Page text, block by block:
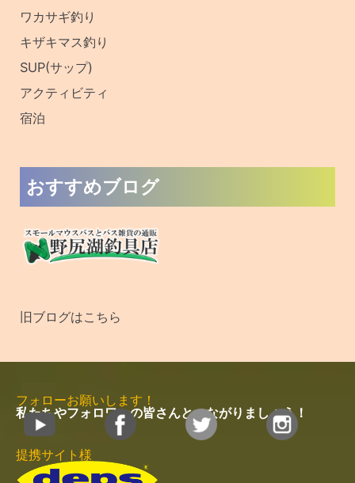
ワカサギ釣り
キザキマス釣り
SUP(サップ)
アクティビティ
宿泊
おすすめブログ
旧ブログはこちら
フォローお願いします！
私たちやフォロワーの皆さんとつながりましょう！
提携サイト様